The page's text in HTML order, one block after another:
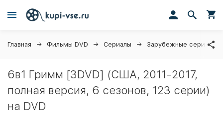
Главная Фильмы DVD Сериалы Зарубежные сериалы
6в1 Гримм [3DVD] (США, 2011-2017,
полная версия, 6 сезонов, 123 серии)
на DVD